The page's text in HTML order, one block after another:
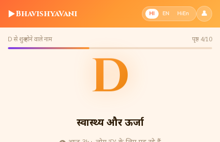
▶BhavishyaVani HI EN HiEn 👤
D से शुरू होने वाले नाम पृष्ठ 4/10
D
स्वास्थ्य और ऊर्जा